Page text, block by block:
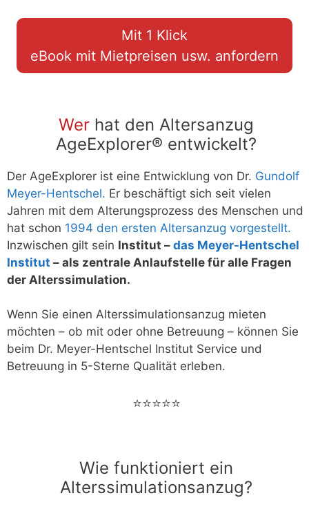
Mit 1 Klick
eBook mit Mietpreisen usw. anfordern
Wer hat den Altersanzug
AgeExplorer® entwickelt?
Der AgeExplorer ist eine Entwicklung von Dr. Gundolf
Meyer-Hentschel. Er beschäftigt sich seit vielen
Jahren mit dem Alterungsprozess des Menschen und
hat schon 1994 den ersten Altersanzug vorgestellt.
Inzwischen gilt sein Institut – das Meyer-Hentschel
Institut – als zentrale Anlaufstelle für alle Fragen
der Alterssimulation.
Wenn Sie einen Alterssimulationsanzug mieten
möchten – ob mit oder ohne Betreuung – können Sie
beim Dr. Meyer-Hentschel Institut Service und
Betreuung in 5-Sterne Qualität erleben.
⭐️⭐️⭐️⭐️⭐️
Wie funktioniert ein
Alterssimulationsanzug?